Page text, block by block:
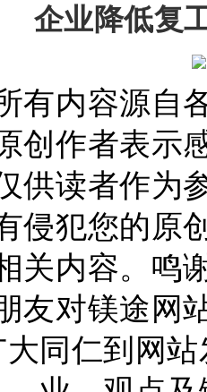
企业降低复
有内容源自
创作者表示
供读者作为
侵犯您的原
关内容。 鸣
友对镁途网
同仁到网